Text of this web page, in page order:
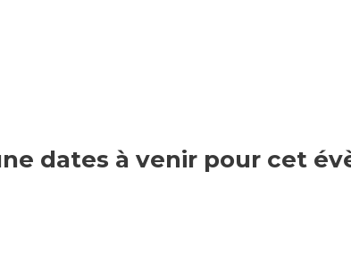
dates à venir pour cet